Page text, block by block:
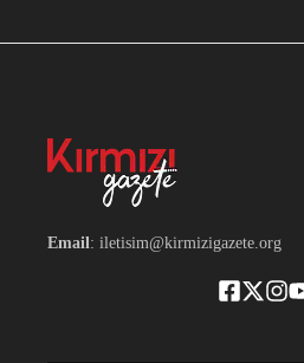
Email: iletisim@kirmizigazete.org